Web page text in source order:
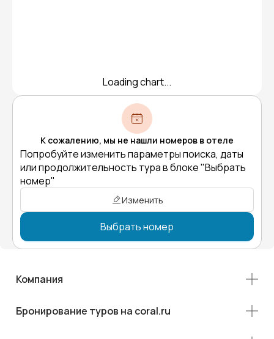
Loading chart...
К сожалению, мы не нашли номеров в отеле
Попробуйте изменить параметры поиска, даты
или продолжительность тура в блоке "Выбрать
номер"
Изменить
Выбрать номер
Компания
Бронирование туров на coral.ru